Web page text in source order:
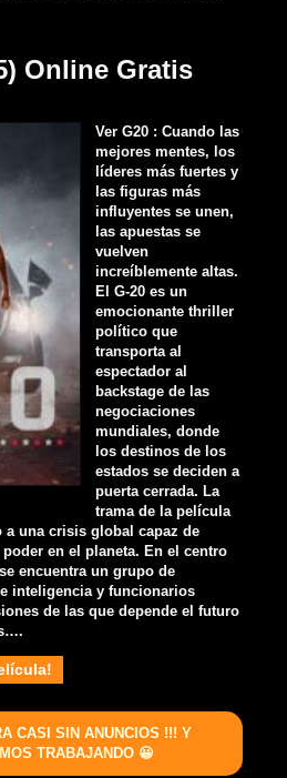
Online Gratis
Ver G20 : Cuando las
mejores mentes, los
líderes más fuertes y
las figuras más
influyentes se unen,
las apuestas se
vuelven
increíblemente altas.
El G-20 es un
emocionante thriller
político que
transporta al
espectador al
backstage de las
negociaciones
mundiales, donde
los destinos de los
estados se deciden a
puerta cerrada. La
trama de la película
a una crisis global capaz de
en el planeta. En el centro
encuentra un grupo de
inteligencia y funcionarios
de las que depende el futuro
CASI SIN ANUNCIOS !!! Y
TRABAJANDO 😀